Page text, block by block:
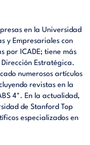
en la Universidad
y Empresariales con
por ICADE; tiene más
Estratégica.
numerosos artículos
revistas en la
4*. En la actualidad,
de Stanford Top
especializados en